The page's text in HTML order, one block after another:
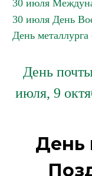
30 июля
30 июля День
День
День
июля, 9
День